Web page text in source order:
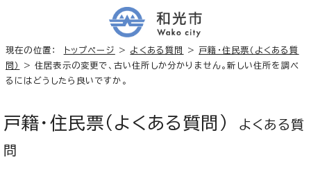
現在の位置： トップページ > よくある質問 > 戸籍・住民票（よくある質
問）
> 住居表示の変更で、古い住所しか分かりません。新しい住所を調べ
るにはどうしたら良いですか。
戸籍・住民票（よくある質問）
よくある質
問